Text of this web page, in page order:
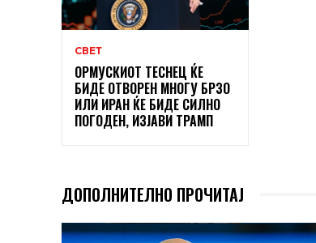
СВЕТ
ОРМУСКИОТ ТЕСНЕЦ ЌЕ
БИДЕ ОТВОРЕН МНОГУ БРЗО
ИЛИ ИРАН ЌЕ БИДЕ СИЛНО
ПОГОДЕН, ИЗЈАВИ ТРАМП
ДОПОЛНИТЕЛНО ПРОЧИТАЈ